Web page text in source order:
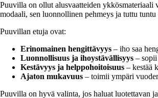
Puuvilla on ollut alusvaatteiden
modaali, sen luonnollinen pehmeys ja tuttu
Puuvillan etuja ovat:
Erinomainen hengittävyys – iho saa
Luonnollisuus ja ihoystävällisyys –
Kestävyys ja helppohoitoisuus – kestää
Ajaton mukavuus – toimii ympäri
Puuvilla on hyvä valinta, jos haluat luotettavan